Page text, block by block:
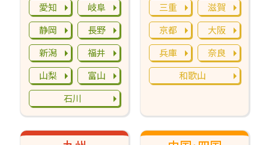
愛知
岐阜
静岡
長野
新潟
福井
山梨
富山
石川
三重
滋賀
京都
大阪
兵庫
奈良
和歌山